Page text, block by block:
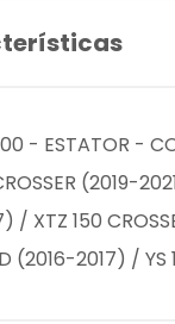
- ESTATOR -
(2019-
/ XTZ 150
(2016-2017) /